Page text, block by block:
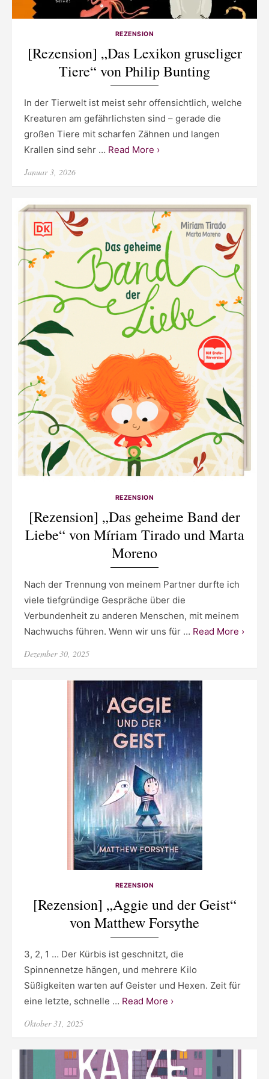
REZENSION
[Rezension] „Das Lexikon gruseliger
Tiere“ von Philip Bunting
In der Tierwelt ist meist sehr offensichtlich, welche
Kreaturen am gefährlichsten sind – gerade die
großen Tiere mit scharfen Zähnen und langen
Krallen sind sehr … Read More ›
Posted
Januar 3, 2026
REZENSION
[Rezension] „Das geheime Band der
Liebe“ von Míriam Tirado und Marta
Moreno
Nach der Trennung von meinem Partner durfte ich
viele tiefgründige Gespräche über die
Verbundenheit zu anderen Menschen, mit meinem
Nachwuchs führen. Wenn wir uns für … Read More ›
Posted
Dezember 30, 2025
REZENSION
[Rezension] „Aggie und der Geist“
von Matthew Forsythe
3, 2, 1 … Der Kürbis ist geschnitzt, die
Spinnennetze hängen, und mehrere Kilo
Süßigkeiten warten auf Geister und Hexen. Zeit für
eine letzte, schnelle … Read More ›
Posted
Oktober 31, 2025